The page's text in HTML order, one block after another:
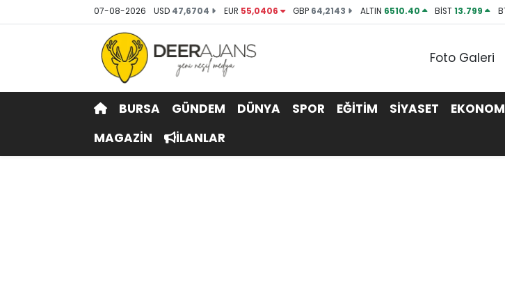
07-08-2026 USD 47,6704 EUR 55,0406 GBP 64,2143 ALTIN 6510.40 BİST13.799
Foto Galeri
BURSA GÜNDEM DÜNYA SPOR EĞİTİM SİYASET
MAGAZİN
İLANLAR
Hava Durumu
Trafik Durumu
Tüm Manşetler